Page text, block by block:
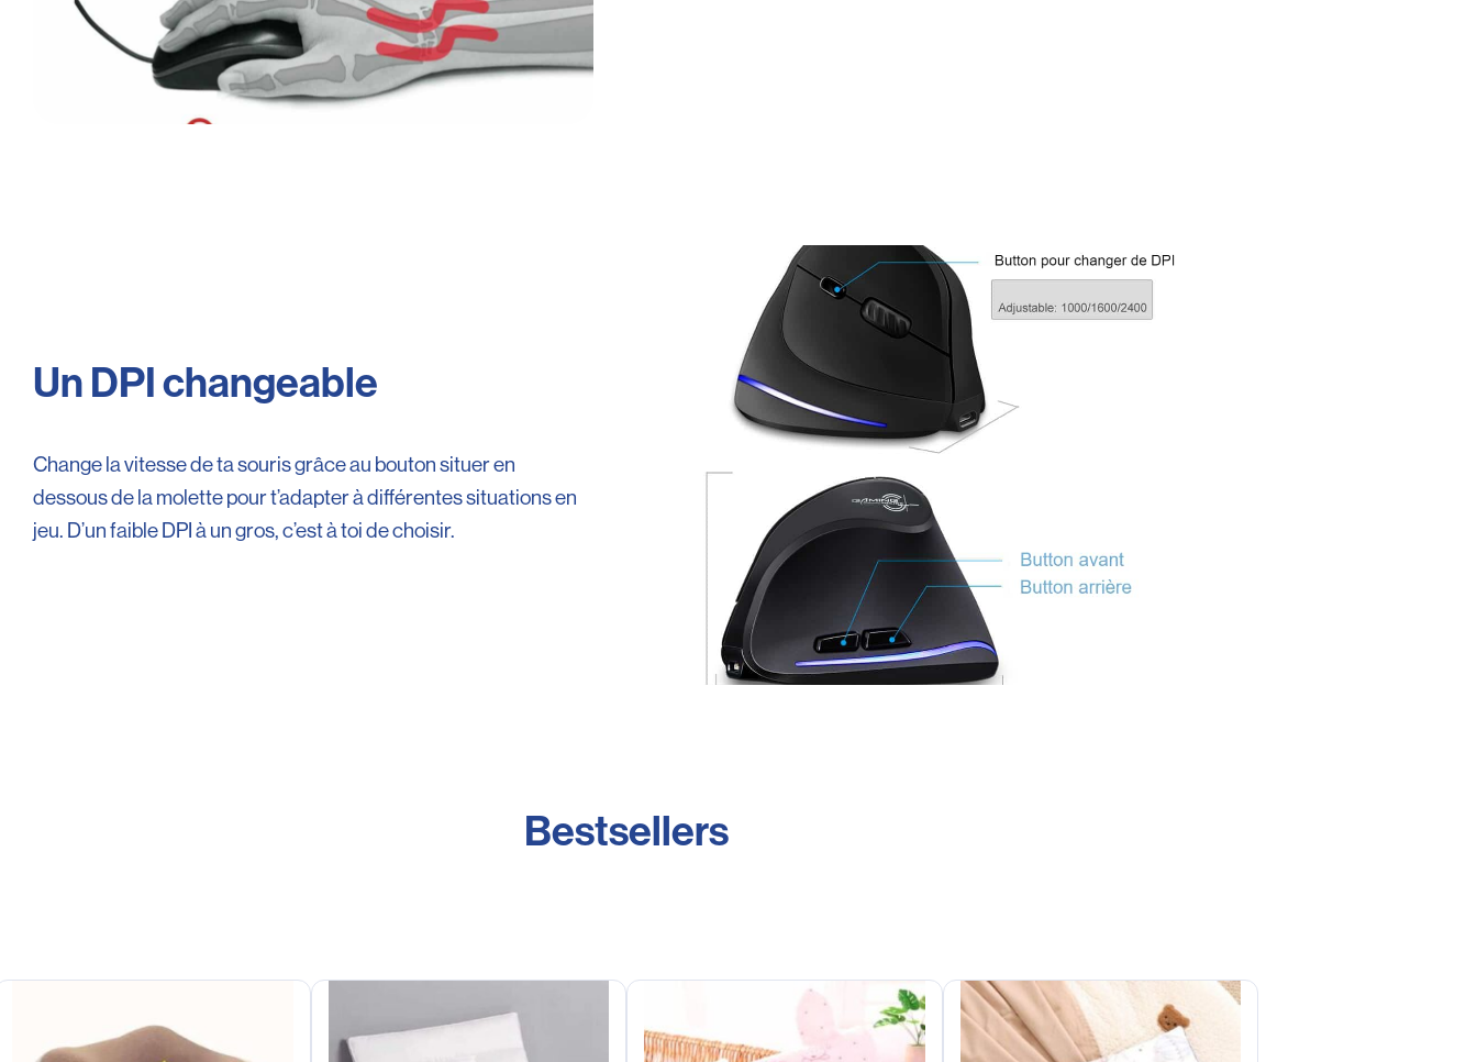
Un DPI changeable
Change la vitesse de ta souris grâce au bouton situer en
dessous de la molette pour t’adapter à différentes situations en
jeu. D’un faible DPI à un gros, c’est à toi de choisir.
Bestsellers